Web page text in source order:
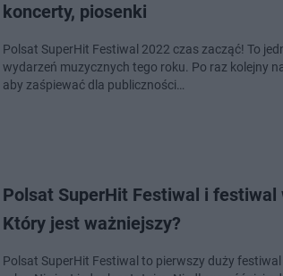
koncerty, piosenki
Polsat SuperHit Festiwal 2022 czas zacząć! To
wydarzeń muzycznych tego roku. Po raz kolejny
aby zaśpiewać dla publiczności…
Polsat SuperHit Festiwal i festiwal
Który jest ważniejszy?
Polsat SuperHit Festiwal to pierwszy duży